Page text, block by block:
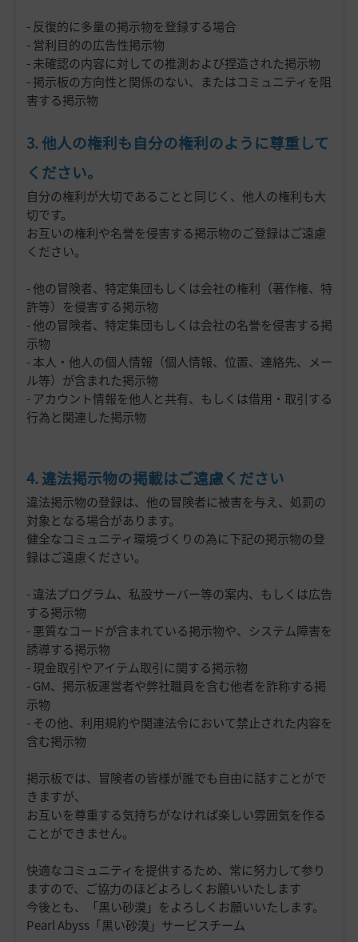
- 反復的に多量の掲示物を登録する場合
- 営利目的の広告性掲示物
- 未確認の内容に対しての推測および捏造された掲示物
- 掲示板の方向性と関係のない、またはコミュニティを阻
害する掲示物
3. 他人の権利も自分の権利のように尊重して
ください。
自分の権利が大切であることと同じく、他人の権利も大
切です。
お互いの権利や名誉を侵害する掲示物のご登録はご遠慮
ください。
- 他の冒険者、特定集団もしくは会社の権利（著作権、特
許等）を侵害する掲示物
- 他の冒険者、特定集団もしくは会社の名誉を侵害する掲
示物
- 本人・他人の個人情報（個人情報、位置、連絡先、メー
ル等）が含まれた掲示物
- アカウント情報を他人と共有、もしくは借用・取引する
行為と関連した掲示物
4. 違法掲示物の掲載はご遠慮ください
違法掲示物の登録は、他の冒険者に被害を与え、処罰の
対象となる場合があります。
健全なコミュニティ環境づくりの為に下記の掲示物の登
録はご遠慮ください。
- 違法プログラム、私設サーバー等の案内、もしくは広告
する掲示物
- 悪質なコードが含まれている掲示物や、システム障害を
誘導する掲示物
- 現金取引やアイテム取引に関する掲示物
- GM、掲示板運営者や弊社職員を含む他者を詐称する掲
示物
- その他、利用規約や関連法令において禁止された内容を
含む掲示物
掲示板では、冒険者の皆様が誰でも自由に話すことがで
きますが、
お互いを尊重する気持ちがなければ楽しい雰囲気を作る
ことができません。
快適なコミュニティを提供するため、常に努力して参り
ますので、ご協力のほどよろしくお願いいたします
今後とも、「黒い砂漠」をよろしくお願いいたします。
Pearl Abyss「黒い砂漠」サービスチーム